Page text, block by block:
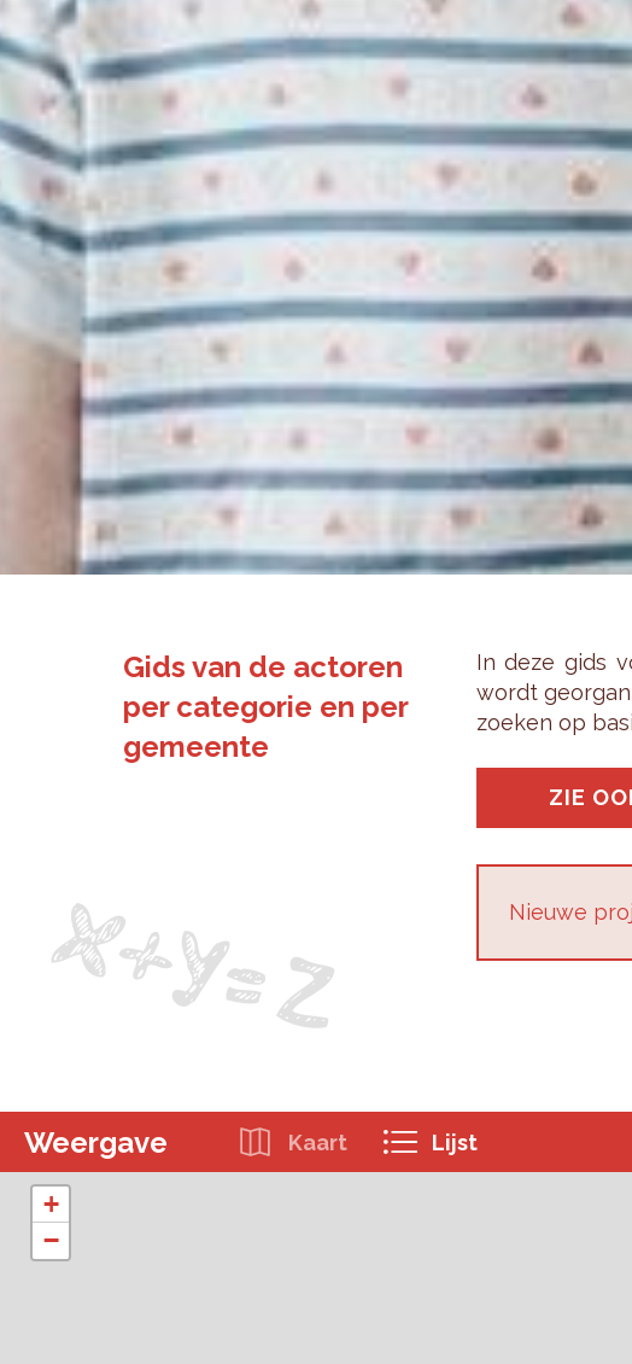
Gids van de actoren
per categorie en per
gemeente
In deze gids
wordt
zoe­ken op
ZIE
Nieu­we
Weergave Kaart Lijst
+
−